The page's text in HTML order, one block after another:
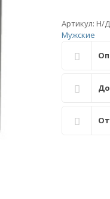
Артикул: Н/Д
Мужские